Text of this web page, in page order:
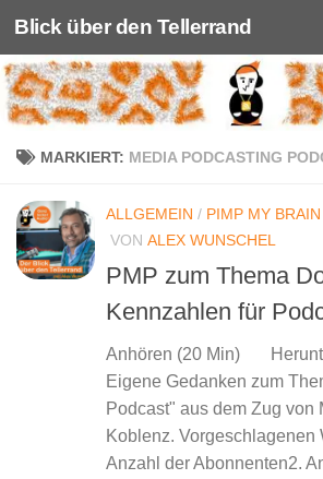
Unter dem Inhalt
Blick über den Tellerrand
MARKIERT: MEDIA PODCASTING
ALLGEMEIN / PIMP MY BRAIN
VON ALEX WUNSCHEL
PMP zum Thema
Kennzahlen für
Anhören (20 Min)
Eigene Gedanken zum
Podcast" aus dem Zug von
Koblenz. Vorgeschlagenen
Anzahl der Abonnenten2.